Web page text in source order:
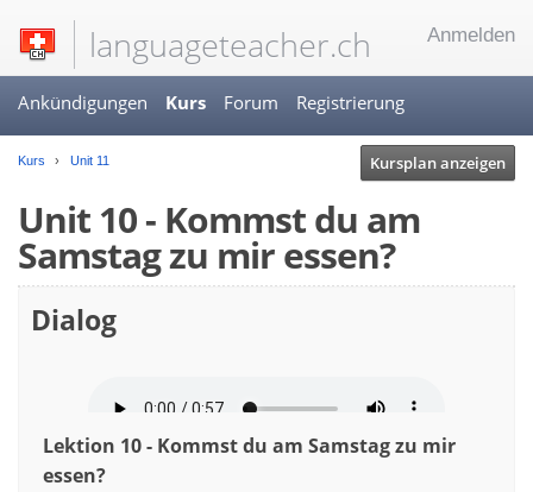
languageteacher.ch Anmelden
Ankündigungen Kurs Forum Registrierung
Kursplan anzeigen
Kurs Unit 11
Unit 10 - Kommst du am
Samstag zu mir essen?
Dialog
Lektion 10 - Kommst du am Samstag zu mir
essen?